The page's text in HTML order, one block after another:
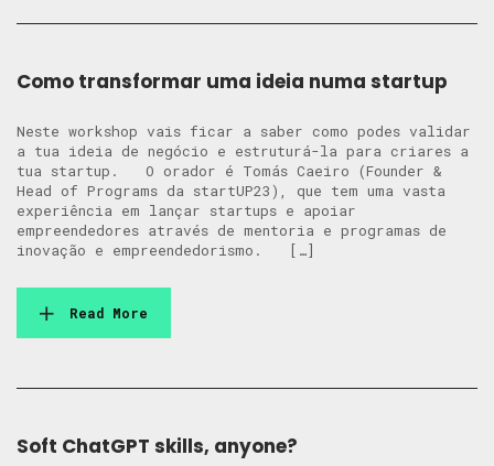
Como transformar uma ideia numa startup
Neste workshop vais ficar a saber como podes validar
a tua ideia de negócio e estruturá-la para criares a
tua startup. O orador é Tomás Caeiro (Founder &
Head of Programs da startUP23), que tem uma vasta
experiência em lançar startups e apoiar
empreendedores através de mentoria e programas de
inovação e empreendedorismo. […]
Read More
Soft ChatGPT skills, anyone?